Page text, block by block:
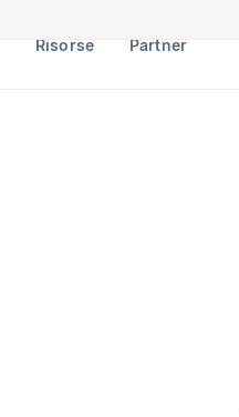
Risorse Partner